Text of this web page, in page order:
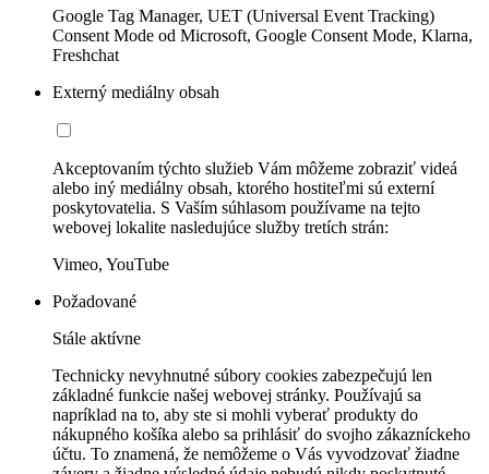
Google Tag Manager, UET (Universal Event Tracking)
Consent Mode od Microsoft, Google Consent Mode, Klarna,
Freshchat
Externý mediálny obsah
Akceptovaním týchto služieb Vám môžeme zobraziť videá
alebo iný mediálny obsah, ktorého hostiteľmi sú externí
poskytovatelia. S Vaším súhlasom používame na tejto
webovej lokalite nasledujúce služby tretích strán:
Vimeo, YouTube
Požadované
Stále aktívne
Technicky nevyhnutné súbory cookies zabezpečujú len
základné funkcie našej webovej stránky. Používajú sa
napríklad na to, aby ste si mohli vyberať produkty do
nákupného košíka alebo sa prihlásiť do svojho zákazníckeho
účtu. To znamená, že nemôžeme o Vás vyvodzovať žiadne